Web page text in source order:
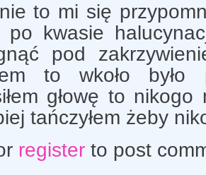
to mi się
po kwasie
pod
to wkoło
głowę to
tańczyłem żeby
registerto post